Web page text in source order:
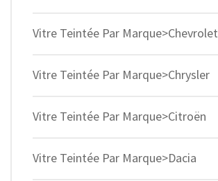
Vitre Teintée Par Marque>Chevrolet
Vitre Teintée Par Marque>Chrysler
Vitre Teintée Par Marque>Citroën
Vitre Teintée Par Marque>Dacia